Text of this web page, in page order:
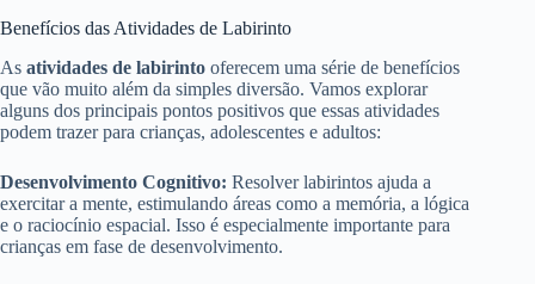
Benefícios das Atividades de Labirinto
As atividades de labirinto oferecem uma série de benefícios
que vão muito além da simples diversão. Vamos explorar
alguns dos principais pontos positivos que essas atividades
podem trazer para crianças, adolescentes e adultos:
Desenvolvimento Cognitivo: Resolver labirintos ajuda a
exercitar a mente, estimulando áreas como a memória, a lógica
e o raciocínio espacial. Isso é especialmente importante para
crianças em fase de desenvolvimento.